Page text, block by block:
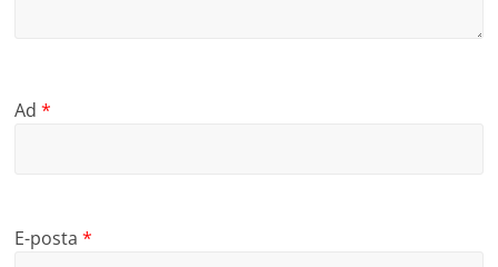
Ad*
E-posta*